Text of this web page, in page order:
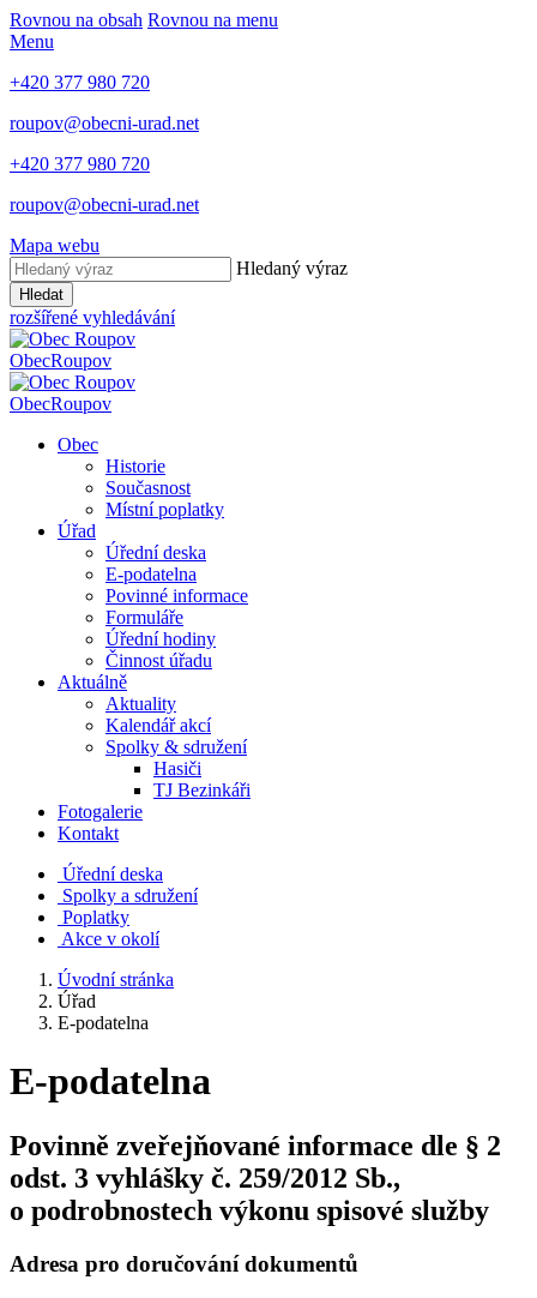
Rovnou na obsah Rovnou na menu
Menu
+420 377 980 720
roupov@obecni-urad.net
+420 377 980 720
roupov@obecni-urad.net
Mapa webu
Hledaný výraz
Hledat
rozšířené vyhledávání
ObecRoupov
ObecRoupov
Obec
Historie
Současnost
Místní poplatky
Úřad
Úřední deska
E-podatelna
Povinné informace
Formuláře
Úřední hodiny
Činnost úřadu
Aktuálně
Aktuality
Kalendář akcí
Spolky & sdružení
Hasiči
TJ Bezinkáři
Fotogalerie
Kontakt
Úřední deska
Spolky a sdružení
Poplatky
Akce v okolí
Úvodní stránka
Úřad
E-podatelna
E-podatelna
Povinně zveřejňované informace dle § 2
odst. 3 vyhlášky č. 259/2012 Sb.,
o podrobnostech výkonu spisové služby
Adresa pro doručování dokumentů